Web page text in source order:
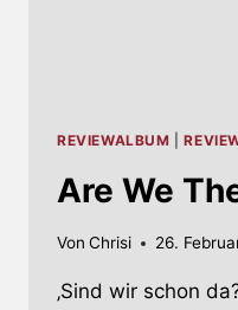
REVIEWALBUM |
Are We
Von Chrisi 26.
‚Sind wir schon